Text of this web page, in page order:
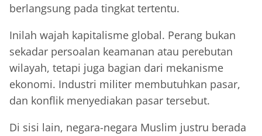
berlangsung pada tingkat tertentu.
Inilah wajah kapitalisme global. Perang bukan
sekadar persoalan keamanan atau perebutan
wilayah, tetapi juga bagian dari mekanisme
ekonomi. Industri militer membutuhkan pasar,
dan konflik menyediakan pasar tersebut.
Di sisi lain, negara-negara Muslim justru berada